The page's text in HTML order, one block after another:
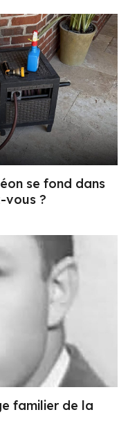
se fond dans
vous ?
familier de la